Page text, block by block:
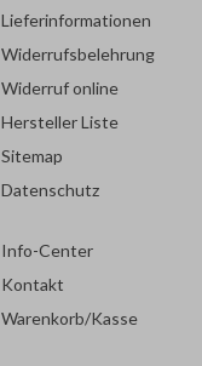
Lieferinformationen
Widerrufsbelehrung
Widerruf online
Hersteller Liste
Sitemap
Datenschutz
Info-Center
Kontakt
Warenkorb/Kasse